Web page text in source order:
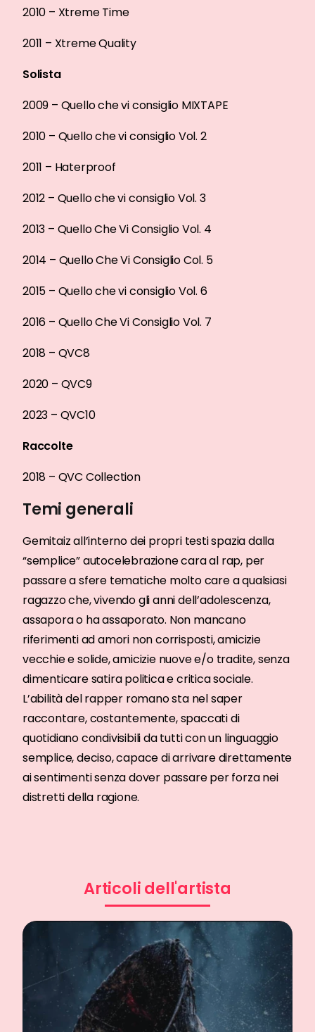
2010 – Xtreme Time
2011 – Xtreme Quality
Solista
2009 – Quello che vi consiglio MIXTAPE
2010 – Quello che vi consiglio Vol. 2
2011 – Haterproof
2012 – Quello che vi consiglio Vol. 3
2013 – Quello Che Vi Consiglio Vol. 4
2014 – Quello Che Vi Consiglio Col. 5
2015 – Quello che vi consiglio Vol. 6
2016 – Quello Che Vi Consiglio Vol. 7
2018 – QVC8
2020 – QVC9
2023 – QVC10
Raccolte
2018 – QVC Collection
Temi generali
Gemitaiz all’interno dei propri testi spazia dalla
“semplice” autocelebrazione cara al rap, per
passare a sfere tematiche molto care a qualsiasi
ragazzo che, vivendo gli anni dell’adolescenza,
assapora o ha assaporato. Non mancano
riferimenti ad amori non corrisposti, amicizie
vecchie e solide, amicizie nuove e/o tradite, senza
dimenticare satira politica e critica sociale.
L’abilità del rapper romano sta nel saper
raccontare, costantemente, spaccati di
quotidiano condivisibili da tutti con un linguaggio
semplice, deciso, capace di arrivare direttamente
ai sentimenti senza dover passare per forza nei
distretti della ragione.
Articoli dell'artista